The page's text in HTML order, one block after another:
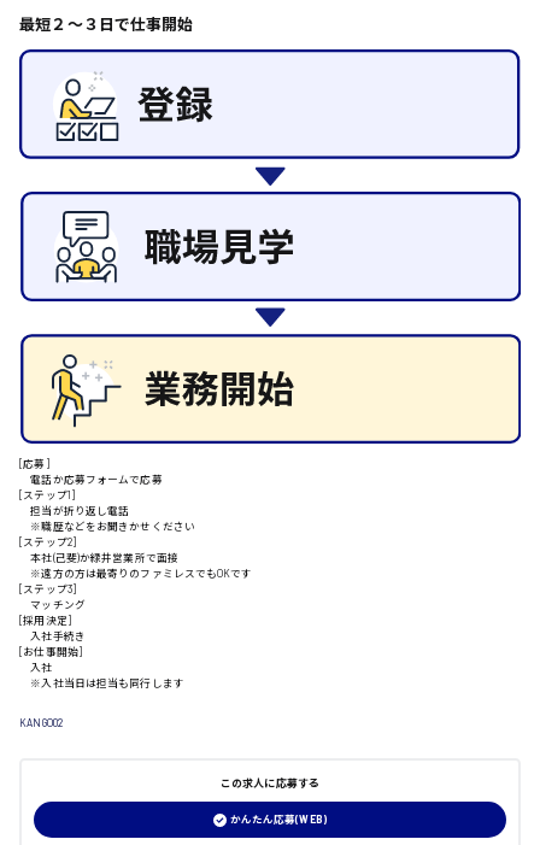
販売・サービス・フード系
経営企画
レジ
ホール
接客
洗い場
営業
ラウンダー営業
ルート営業
施工管理
自動車整備士
配送・ドライバー
東広島市
安芸太田町
安芸郡
時給制すべて
日給8000円～
日給9000円～
日給10000円以上
最短２〜３日で仕事開始
[応募]
電話か応募フォームで応募
[ステップ1]
担当が折り返し電話
※職歴などをお聞きかせください
[ステップ2]
本社(己斐)か緑井営業所で面接
※遠方の方は最寄りのファミレスでもOKです
[ステップ3]
マッチング
[採用決定]
入社手続き
[お仕事開始]
入社
※入社当日は担当も同行します
KANGO02
この求人に応募する
かんたん応募(WEB)